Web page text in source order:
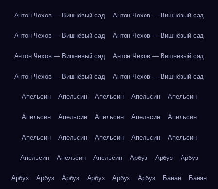
Антон Чехов — Вишнёвый сад Антон Чехов — Вишнёвый сад
Антон Чехов — Вишнёвый сад Антон Чехов — Вишнёвый сад
Антон Чехов — Вишнёвый сад Антон Чехов — Вишнёвый сад
Антон Чехов — Вишнёвый сад Антон Чехов — Вишнёвый сад
Апельсин Апельсин Апельсин Апельсин Апельсин
Апельсин Апельсин Апельсин Апельсин Апельсин
Апельсин Апельсин Апельсин Апельсин Апельсин
Апельсин Апельсин Апельсин Арбуз Арбуз Арбуз
Арбуз Арбуз Арбуз Арбуз Арбуз Арбуз Банан Банан